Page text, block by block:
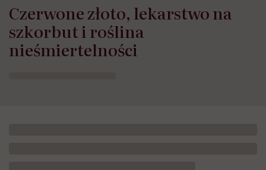
Czerwone złoto, lekarstwo na
szkorbut i roślina
nieśmiertelności